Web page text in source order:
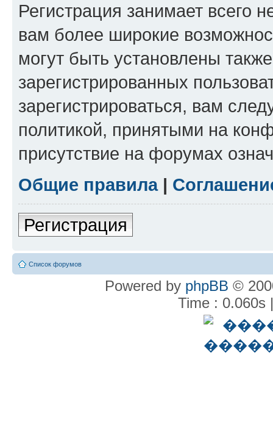
Регистрация занимает всего
вам более широкие
могут быть установлены
зарегистрированных
зарегистрироваться, вам
политикой, принятыми на
присутствие на форумах
Общие правила|
Регистрация
Список форумов
Powered by phpBB ©
Time : 0.060s